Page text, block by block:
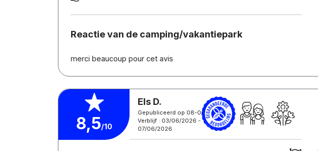
Reactie van de camping/vakantiepark
merci beaucoup pour cet avis
8,5/10
Els D.
Gepubliceerd op 08-06-2026
Verblijf : 03/06/2026 -
07/06/2026